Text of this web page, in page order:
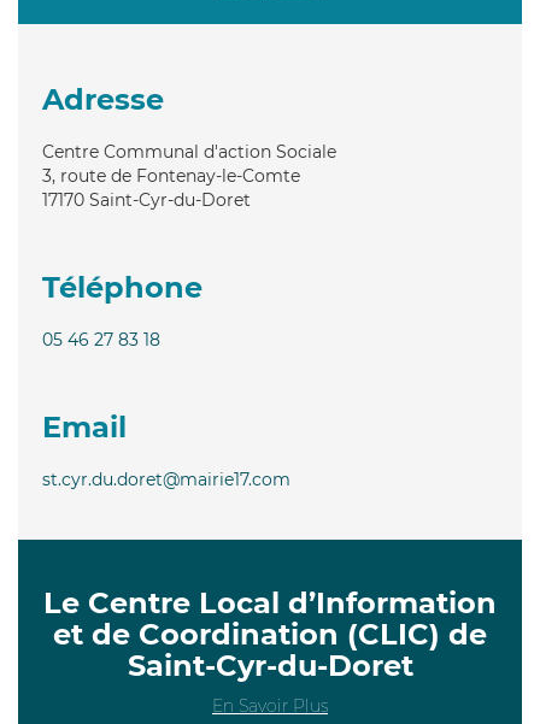
Adresse
Centre Communal d'action Sociale
3, route de Fontenay-le-Comte
17170 Saint-Cyr-du-Doret
Téléphone
05 46 27 83 18
Email
st.cyr.du.doret@mairie17.com
Le Centre Local d’Information
et de Coordination (CLIC) de
Saint-Cyr-du-Doret
En Savoir Plus